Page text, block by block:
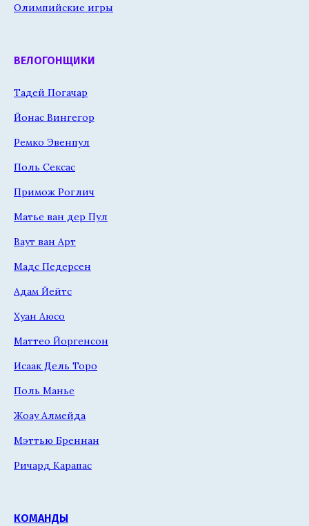
Олимпийские игры
ВЕЛОГОНЩИКИ
Тадей Погачар
Йонас Вингегор
Ремко Эвенпул
Поль Сексас
Примож Роглич
Матье ван дер Пул
Ваут ван Арт
Мадс Педерсен
Адам Йейтс
Хуан Аюсо
Маттео Йоргенсон
Исаак Дель Торо
Поль Манье
Жоау Алмейда
Мэттью Бреннан
Ричард Карапас
КОМАНДЫ